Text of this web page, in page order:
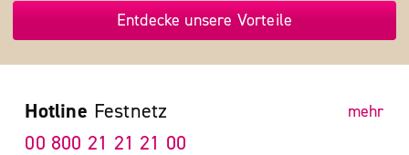
Entdecke unsere Vorteile
Hotline Festnetz mehr
00 800 21 21 21 00